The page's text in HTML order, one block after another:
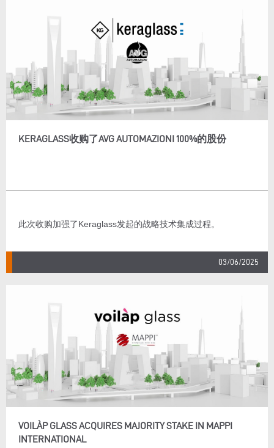
KERAGLASS收购了AVG AUTOMAZIONI 100%的股份
此次收购加强了Keraglass发起的战略技术集成过程。
03/06/2025
VOILÀP GLASS ACQUIRES MAJORITY STAKE IN MAPPI
INTERNATIONAL